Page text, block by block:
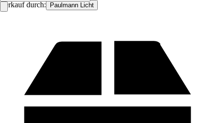
Verkauf durch: Paulmann Licht